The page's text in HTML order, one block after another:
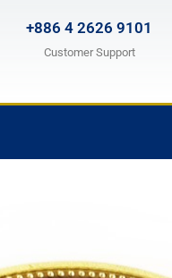
+886 4 2626 9101
Customer Support